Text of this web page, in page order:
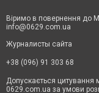
Віримо в повернення до
info@0629.com.ua
Журналисты сайта
+38 (096) 91 303 68
Допускається цитування
0629.com.ua за умови